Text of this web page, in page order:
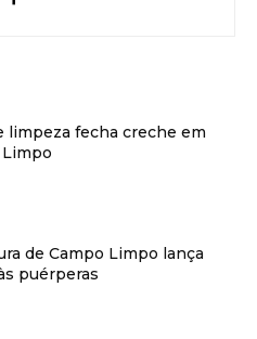
limpeza fecha creche em
de Campo Limpo lança
puérperas